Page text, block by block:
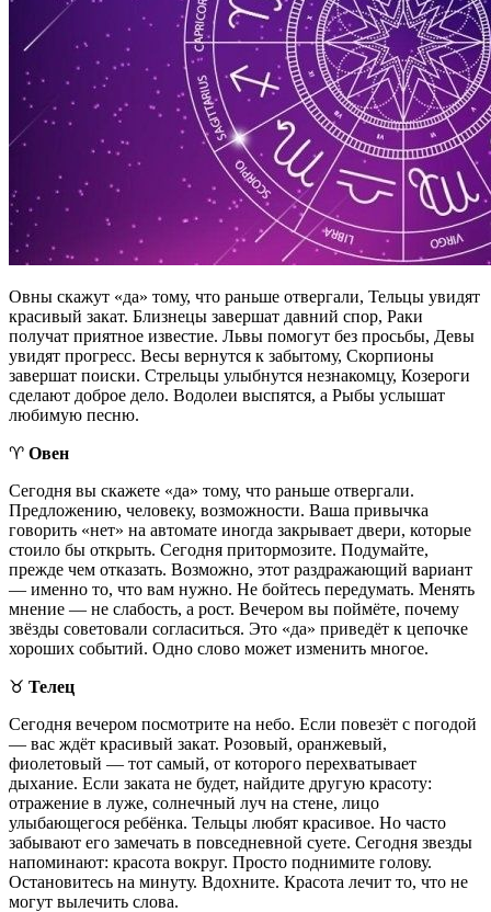
Овны скажут «да» тому, что раньше отвергали, Тельцы увидят
красивый закат. Близнецы завершат давний спор, Раки
получат приятное известие. Львы помогут без просьбы, Девы
увидят прогресс. Весы вернутся к забытому, Скорпионы
завершат поиски. Стрельцы улыбнутся незнакомцу, Козероги
сделают доброе дело. Водолеи выспятся, а Рыбы услышат
любимую песню.
♈️ Овен
Сегодня вы скажете «да» тому, что раньше отвергали.
Предложению, человеку, возможности. Ваша привычка
говорить «нет» на автомате иногда закрывает двери, которые
стоило бы открыть. Сегодня притормозите. Подумайте,
прежде чем отказать. Возможно, этот раздражающий вариант
— именно то, что вам нужно. Не бойтесь передумать. Менять
мнение — не слабость, а рост. Вечером вы поймёте, почему
звёзды советовали согласиться. Это «да» приведёт к цепочке
хороших событий. Одно слово может изменить многое.
♉️ Телец
Сегодня вечером посмотрите на небо. Если повезёт с погодой
— вас ждёт красивый закат. Розовый, оранжевый,
фиолетовый — тот самый, от которого перехватывает
дыхание. Если заката не будет, найдите другую красоту:
отражение в луже, солнечный луч на стене, лицо
улыбающегося ребёнка. Тельцы любят красивое. Но часто
забывают его замечать в повседневной суете. Сегодня звезды
напоминают: красота вокруг. Просто поднимите голову.
Остановитесь на минуту. Вдохните. Красота лечит то, что не
могут вылечить слова.